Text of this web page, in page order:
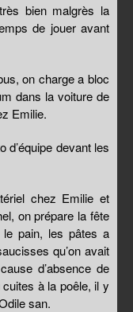
bien malgrès la
de jouer avant
on charge a bloc
dans la voiture de
Emilie.
d’équipe devant les
chez Emilie et
on prépare la fête
pain, les pâtes a
qu’on avait
d’absence de
à la poêle, il y
san.